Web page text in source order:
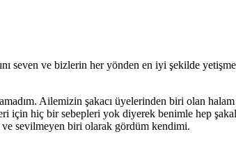
seven ve bizlerin her yönden en iyi şekilde
Ailemizin şakacı üyelerinden biri olan
için hiç bir sebepleri yok diyerek benimle hep
ve sevilmeyen biri olarak gördüm kendimi.